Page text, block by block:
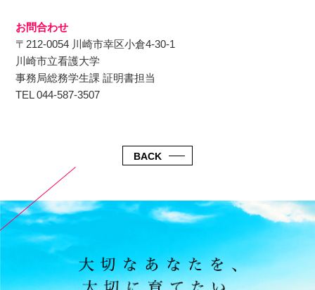
お問合わせ
〒212-0054 川崎市幸区⼩倉4-30-1
川崎市⽴看護⼤学
事務局総務学⽣課 証明書担当
TEL 044-587-3507
BACK